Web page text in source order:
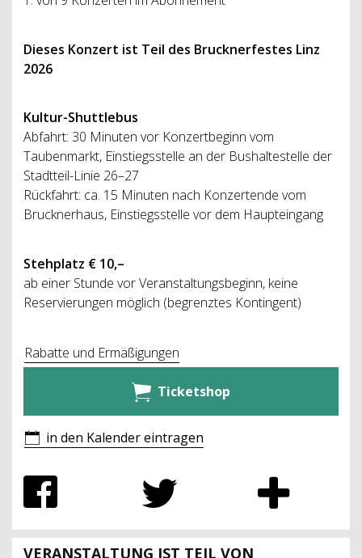
Dieses Konzert ist Teil des Brucknerfestes Linz
2026
Kultur-Shuttlebus
Abfahrt: 30 Minuten vor Konzertbeginn vom
Taubenmarkt, Einstiegsstelle an der Bushaltestelle der
Stadtteil-Linie 26–27
Rückfahrt: ca. 15 Minuten nach Konzertende vom
Brucknerhaus, Einstiegsstelle vor dem Haupteingang
Stehplatz € 10,–
ab einer Stunde vor Veranstaltungsbeginn, keine
Reservierungen möglich (begrenztes Kontingent)
Rabatte und Ermäßigungen
Ticketshop
in den Kalender eintragen
VERANSTALTUNG IST TEIL VON